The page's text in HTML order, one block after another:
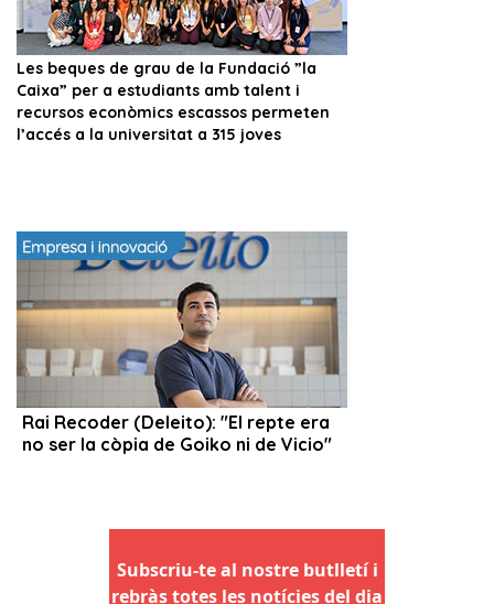
Subscriu-te al nostre butlletí i
rebràs totes les notícies del dia